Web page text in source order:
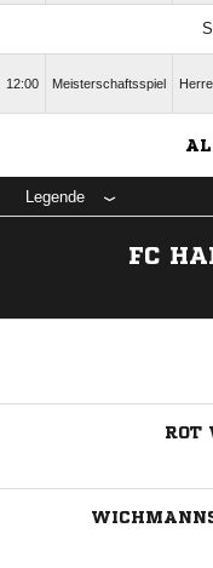
12:00 Meisterschaftsspiel
Legende
FC
ROT